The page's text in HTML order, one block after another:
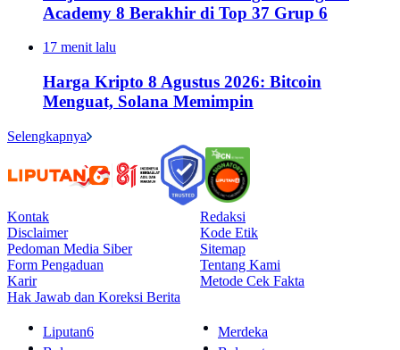
Academy 8 Berakhir di Top 37 Grup 6
17 menit lalu
Harga Kripto 8 Agustus 2026: Bitcoin
Menguat, Solana Memimpin
Selengkapnya
Kontak
Redaksi
Disclaimer
Kode Etik
Pedoman Media Siber
Sitemap
Form Pengaduan
Tentang Kami
Karir
Metode Cek Fakta
Hak Jawab dan Koreksi Berita
Liputan6
Merdeka